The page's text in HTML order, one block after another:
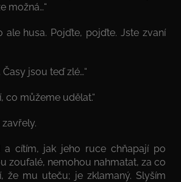
možná…“
ale husa. Pojďte, pojďte. Jste zvaní
jsou teď zlé…“
co můžeme udělat.“
a cítím, jak jeho ruce chňapají po
zoufalé, nemohou nahmatat, za co
že mu uteču; je zklamaný. Slyším